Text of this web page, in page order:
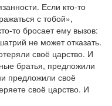
Если кто-то
с тобой»,
то бросает ему вызов:
не может отказать.
своё царство. И
братья, предложили
предложили своё
своё царство. И